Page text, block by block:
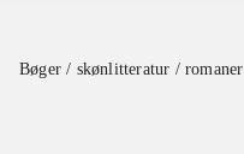
Bøger / skønlitteratur / romaner